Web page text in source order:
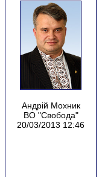
Андрій Мохник
ВО "Свобода"
20/03/2013 12:46